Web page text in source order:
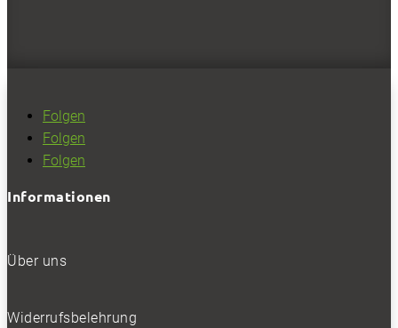
Folgen
Folgen
Folgen
Informationen
Über uns
Widerrufsbelehrung